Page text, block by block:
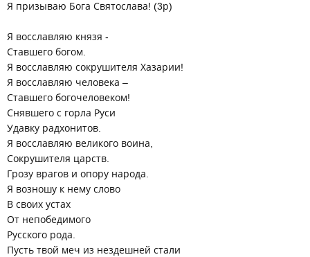
Я призываю Бога Святослава! (3р)
Я восславляю князя -
Ставшего богом.
Я восславляю сокрушителя Хазарии!
Я восславляю человека –
Ставшего богочеловеком!
Снявшего с горла Руси
Удавку радхонитов.
Я восславляю великого воина,
Сокрушителя царств.
Грозу врагов и опору народа.
Я возношу к нему слово
В своих устах
От непобедимого
Русского рода.
Пусть твой меч из нездешней стали